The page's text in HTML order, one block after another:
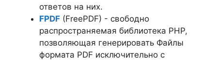
ответов на них.
FPDF (FreePDF) - свободно
распространяемая библиотека PHP,
позволяющая генерировать Файлы
формата PDF исключительно с